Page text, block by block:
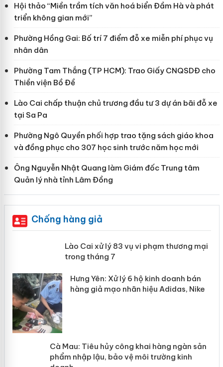
Hội thảo “Miền trầm tích văn hoá biển Đầm Hà và phát
triển không gian mới”
Phường Hồng Gai: Bố trí 7 điểm đỗ xe miễn phí phục vụ
nhân dân
Phường Tam Thắng (TP HCM): Trao Giấy CNQSDĐ cho
Thiền viện Bồ Đề
Lào Cai chấp thuận chủ trương đầu tư 3 dự án bãi đỗ xe
tại Sa Pa
Phường Ngô Quyền phối hợp trao tặng sách giáo khoa
và đồng phục cho 307 học sinh trước năm học mới
Ông Nguyễn Nhật Quang làm Giám đốc Trung tâm
Quản lý nhà tỉnh Lâm Đồng
Chống hàng giả
Lào Cai xử lý 83 vụ vi phạm thương
mại trong tháng 7